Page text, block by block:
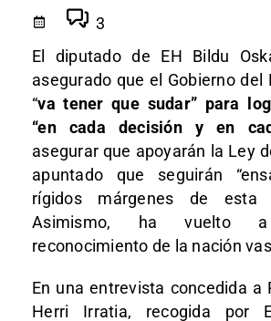
3
El diputado de EH Bildu
asegurado que el Gobierno del
“va tener que sudar” para
“en cada decisión y en
asegurar que apoyarán la Ley
apuntado que seguirán
rígidos márgenes de esta
Asimismo, ha vuelto
reconocimiento de la nación
En una entrevista concedida a
Herri Irratia, recogida por